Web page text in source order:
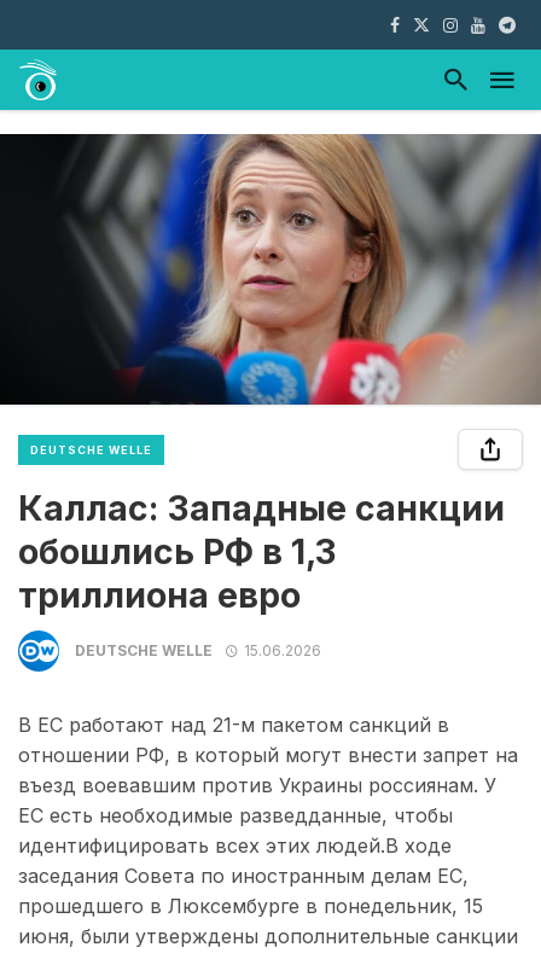
DEUTSCHE WELLE
Каллас: Западные санкции
обошлись РФ в 1,3
триллиона евро
DEUTSCHE WELLE 15.06.2026
В ЕС работают над 21-м пакетом санкций в
отношении РФ, в который могут внести запрет на
въезд воевавшим против Украины россиянам. У
ЕС есть необходимые разведданные, чтобы
идентифицировать всех этих людей.В ходе
заседания Совета по иностранным делам ЕС,
прошедшего в Люксембурге в понедельник, 15
июня, были утверждены дополнительные санкции